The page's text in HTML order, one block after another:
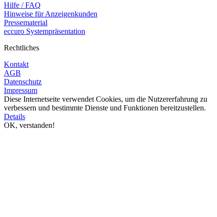
Hilfe / FAQ
Hinweise für Anzeigenkunden
Pressematerial
eccuro Systempräsentation
Rechtliches
Kontakt
AGB
Datenschutz
Impressum
Diese Internetseite verwendet Cookies, um die Nutzererfahrung zu
verbessern und bestimmte Dienste und Funktionen bereitzustellen.
Details
OK, verstanden!